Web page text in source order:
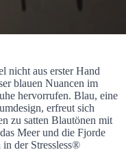
nicht aus erster Hand
blauen Nuancen im
hervorrufen. Blau, eine
erfreut sich
zu satten Blautönen mit
Meer und die Fjorde
der Stressless®